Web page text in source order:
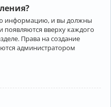
информацию, и вы должны
вверху каждого
Права на создание
администратором